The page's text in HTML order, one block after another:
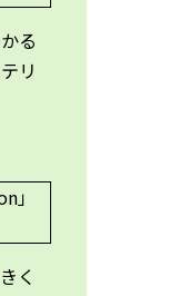
る
リ
く